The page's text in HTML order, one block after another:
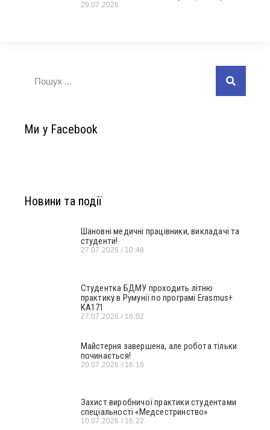
29.07.2026
Ми у Facebook
Новини та події
Шановні медичні працівники, викладачі та
студенти!
27.07.2026 10:48
Студентка БДМУ проходить літню
практику в Румунії по програмі Erasmus+
KA171
27.07.2026 16:02
Майстерня завершена, але робота тільки
починається!
20.07.2026 16:16
Захист виробничої практики студентами
спеціальності «Медсестринство»
10.07.2026 16:22